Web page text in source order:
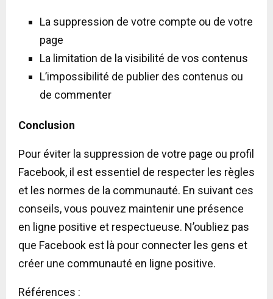
La suppression de votre compte ou de votre
page
La limitation de la visibilité de vos contenus
L’impossibilité de publier des contenus ou
de commenter
Conclusion
Pour éviter la suppression de votre page ou profil
Facebook, il est essentiel de respecter les règles
et les normes de la communauté. En suivant ces
conseils, vous pouvez maintenir une présence
en ligne positive et respectueuse. N’oubliez pas
que Facebook est là pour connecter les gens et
créer une communauté en ligne positive.
Références :